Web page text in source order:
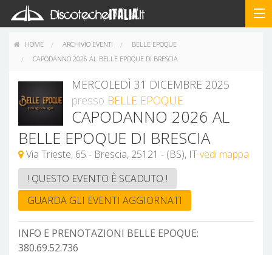
HOME ARCHIVIO EVENTI
BELLE EPOQUE
CAPODANNO 2026 AL BELLE EPOQUE DI BRESCIA
MERCOLEDÌ 31 DICEMBRE 2025
presso BELLE EPOQUE
CAPODANNO 2026 AL
BELLE EPOQUE DI BRESCIA
Via Trieste, 65 - Brescia, 25121 - (BS), ITvedi mappa
! QUESTO EVENTO È SCADUTO !
GUARDA GLI EVENTI AGGIORNATI
INFO E PRENOTAZIONI BELLE EPOQUE:
380.69.52.736